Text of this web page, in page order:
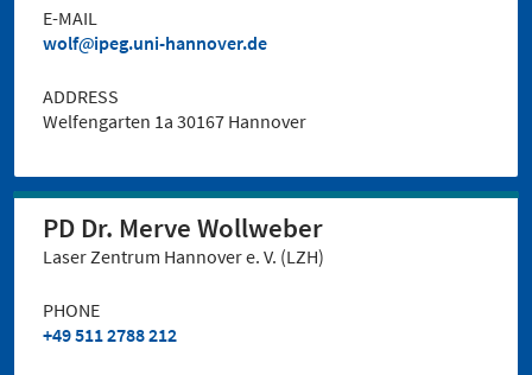
E-MAIL
wolf
ipeg.uni-hannover.de
ADDRESS
Welfengarten 1a 30167 Hannover
PD Dr. Merve Wollweber
Laser Zentrum Hannover e. V. (LZH)
PHONE
+49 511 2788 212